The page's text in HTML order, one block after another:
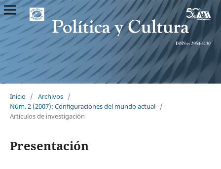
Inicio / Archivos /
Núm. 2 (2007): Configuraciones del mundo actual /
Artículos de investigación
Presentación